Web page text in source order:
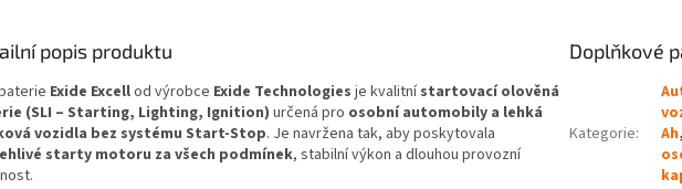
popis produktu
Exide Excellod výrobce Exide Technologies je kvalitnístartovací olověná
(SLI – Starting, Lighting, Ignition)určená pro osobní automobily a lehká
vozidla bez systému Start-Stop. Je navržena tak, aby poskytovala
starty motoru za všech podmínek, stabilní výkon a dlouhou provozní
Doplňkové
Kategorie:
Ah